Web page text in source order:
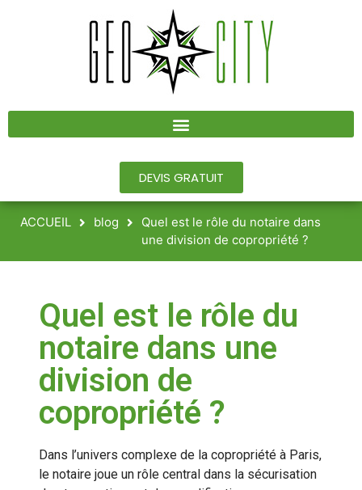
DEVIS GRATUIT
ACCUEIL blog
Quel est le rôle du notaire dans
une division de copropriété ?
Quel est le rôle du
notaire dans une
division de
copropriété ?
Dans l’univers complexe de la copropriété à Paris,
le notaire joue un rôle central dans la sécurisation